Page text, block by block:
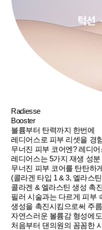
Radiesse
Booster
볼륨부터 탄력까지 한번에
레디어스로 피부 리셋을 경
무너진 피부 코어엔? 레디어
레디어스는 5가지 재생 성분
무너진 피부 코어를 탄탄하
(콜라겐 타입 1 & 3, 엘라스
콜라겐 & 엘라스틴 생성 촉진
필러 시술과는 다르게 피부
생성을 촉진시킴으로써 주
자연스러운 볼륨감 형성에
처음부터 댄의원의 꼼꼼한